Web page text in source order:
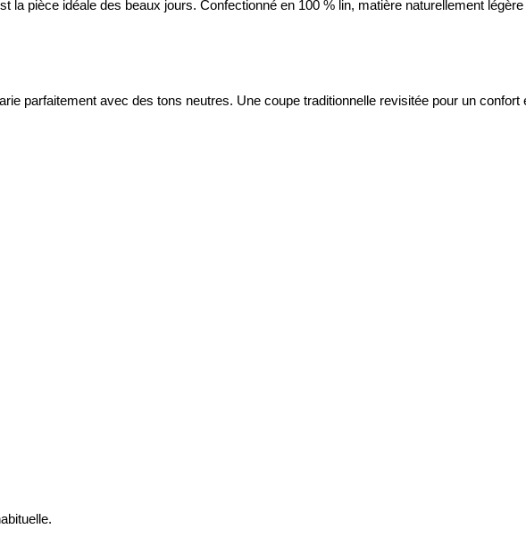
la pièce idéale des beaux jours. Confectionné en 100 % lin, matière naturellement
parfaitement avec des tons neutres. Une coupe traditionnelle revisitée pour un confort